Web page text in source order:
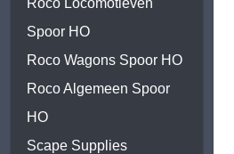
Roco Locomotieven
Spoor HO
Roco Wagons Spoor HO
Roco Algemeen Spoor
HO
Scape Supplies